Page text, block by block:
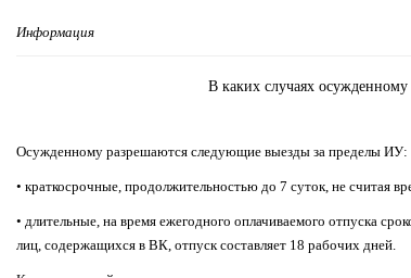
Информация
В каких случаях
Осужденному разрешаются следующие выезды за пределы ИУ:
• краткосрочные, продолжительностью до 7 суток, не считая
• длительные, на время ежегодного оплачиваемого отпуска
лиц, содержащихся в ВК, отпуск составляет 18 рабочих дней.